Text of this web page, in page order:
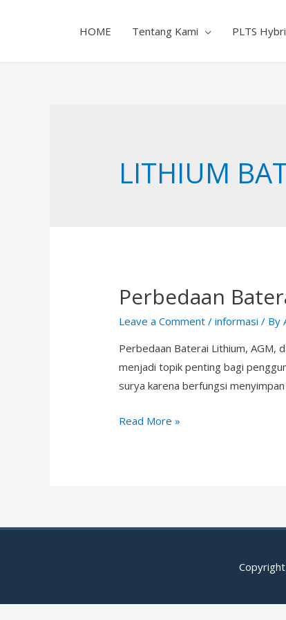
HOME Tentang Kami PLTS
LITHIUM
Perbedaan
Leave a Comment /informasi / By
Perbedaan Baterai Lithium, AGM,
menjadi topik penting bagi
surya karena berfungsi
Perbedaan
untuk
Read More »